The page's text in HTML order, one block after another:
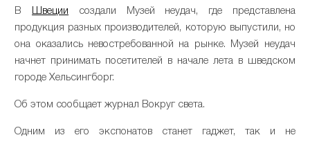
В Швеции создали Музей неудач, где представлена
продукция разных производителей, которую выпустили, но
она оказались невостребованной на рынке. Музей неудач
начнет принимать посетителей в начале лета в шведском
городе Хельсингборг.
Об этом сообщает журнал Вокруг света.
Одним из его экспонатов станет гаджет, так и не